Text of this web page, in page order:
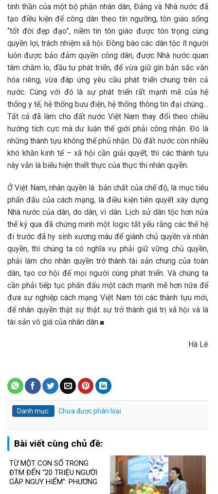
tinh thần của một bộ phận nhân dân, Đảng và Nhà nước đã
tạo điều kiện để công dân theo tín ngưỡng, tôn giáo sống
“tốt đời đẹp đạo”, niềm tin tôn giáo được tôn trọng cùng
quyền lợi, trách nhiệm xã hội. Đồng bào các dân tộc ít người
luôn được bảo đảm quyền công dân, được Nhà nước quan
tâm chăm lo, đầu tư phát triển, để vừa giữ gìn bản sắc văn
hóa riêng, vừa đáp ứng yêu cầu phát triển chung trên cả
nước. Cùng với đó là sự phát triển rất mạnh mẽ của hệ
thống y tế, hệ thống bưu điện, hệ thống thông tin đại chúng…
Tất cả đã làm cho đất nước Việt Nam thay đổi theo chiều
hướng tích cực mà dư luận thế giới phải công nhận. Đó là
những thành tựu không thể phủ nhận. Dù đất nước còn nhiều
khó khăn kinh tế – xã hội cần giải quyết, thì các thành tựu
này vẫn là biểu hiện thiết thực của thực thi nhân quyền.
Ở Việt Nam, nhân quyền là bản chất của chế độ, là mục tiêu
phấn đấu của cách mạng, là điều kiện tiên quyết xây dựng
Nhà nước của dân, do dân, vì dân. Lịch sử dân tộc hơn nửa
thế kỷ qua đã chứng minh một logic tất yếu rằng các thế hệ
đi trước đã hy sinh xương máu để giành chủ quyền và nhân
quyền, thì chúng ta có nghĩa vụ phải giữ vững chủ quyền,
phải làm cho nhân quyền trở thành tài sản chung của toàn
dân, tạo cơ hội để mọi người cùng phát triển. Và chúng ta
cần phải tiếp tục phấn đấu một cách mạnh mẽ hơn nữa để
đưa sự nghiệp cách mạng Việt Nam tới các thành tựu mới,
để nhân quyền thật sự thật sự trở thành giá trị xã hội và là
tài sản vô giá của nhân dân.■
Hà Lê
Danh mục: Chưa được phân loại
Bài viết cùng chủ đề:
TỪ MỘT CON SỐ TRONG
ĐTM ĐẾN “20 TRIỆU NGƯỜI
GẶP NGUY HIỂM”: PHƯƠNG